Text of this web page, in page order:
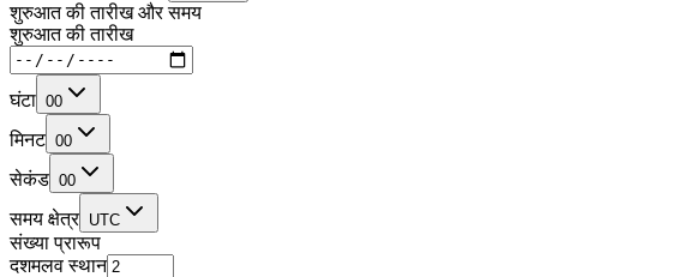
शुरुआत की तारीख और समय
शुरुआत की तारीख
घंटा 00
मिनट 00
सेकंड 00
समय क्षेत्र UTC
संख्या प्रारूप
दशमलव स्थान